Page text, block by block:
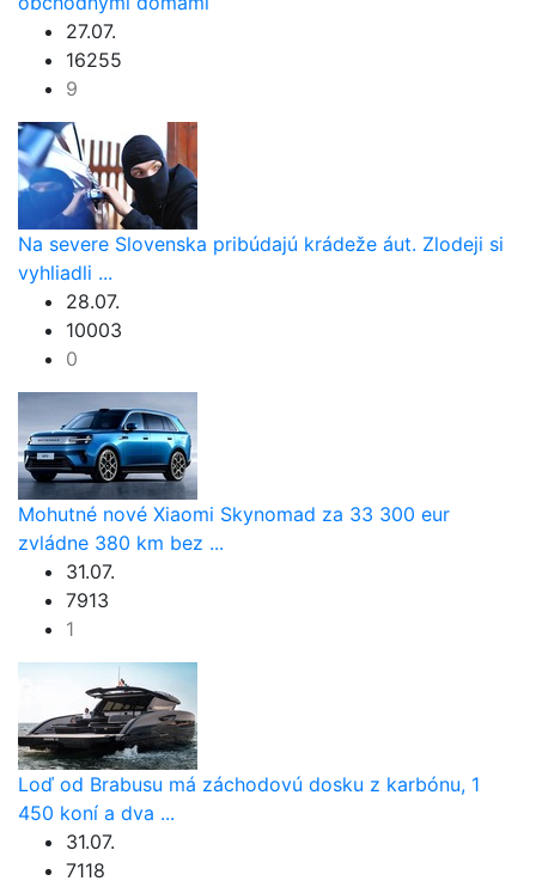
27.07.
16255
9
Na severe Slovenska pribúdajú krádeže áut. Zlodeji si
vyhliadli ...
28.07.
10003
0
Mohutné nové Xiaomi Skynomad za 33 300 eur
zvládne 380 km bez ...
31.07.
7913
1
Loď od Brabusu má záchodovú dosku z karbónu, 1
450 koní a dva ...
31.07.
7118